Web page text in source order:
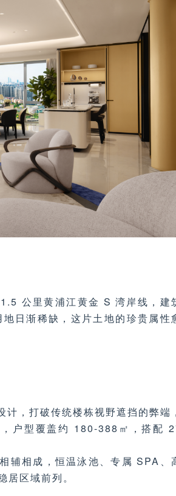
公里黄浦江黄金 S 湾岸线，建
日渐稀缺，这片土地的珍贵属性
，打破传统楼栋视野遮挡的弊端
户型覆盖约 180-388㎡，搭配
辅相成，恒温泳池、专属 SPA、
区域前列。